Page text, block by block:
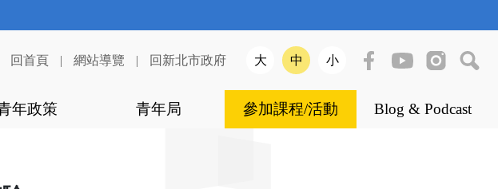
回首頁 | 網站導覽 | 回新北市政府 大 中 小
年政策 青年局 參加課程/活動 Blog & Podcast